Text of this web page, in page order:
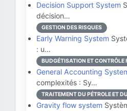
Decision Support System
décision…
GESTION DES RISQUES
Early Warning System
: u…
BUDGÉTISATION ET CONTRÔLE
General Accounting
complexités : Sy…
TRAITEMENT DU PÉTROLE ET
Gravity flow system